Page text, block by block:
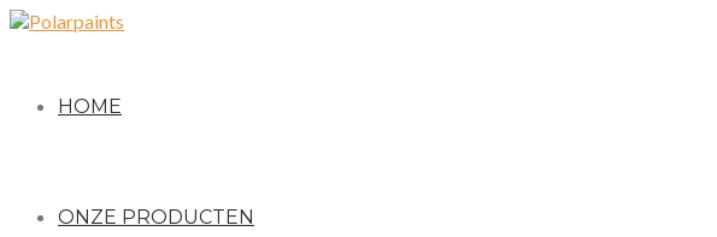
HOME
ONZE PRODUCTEN